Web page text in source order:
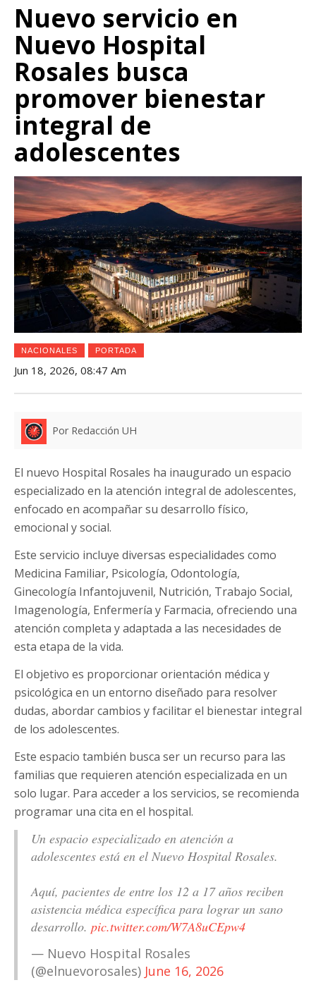
Nuevo servicio en
Nuevo Hospital
Rosales busca
promover bienestar
integral de
adolescentes
NACIONALES PORTADA
Jun 18, 2026, 08:47 Am
Por Redacción UH
El nuevo Hospital Rosales ha inaugurado un espacio
especializado en la atención integral de adolescentes,
enfocado en acompañar su desarrollo físico,
emocional y social.
Este servicio incluye diversas especialidades como
Medicina Familiar, Psicología, Odontología,
Ginecología Infantojuvenil, Nutrición, Trabajo Social,
Imagenología, Enfermería y Farmacia, ofreciendo una
atención completa y adaptada a las necesidades de
esta etapa de la vida.
El objetivo es proporcionar orientación médica y
psicológica en un entorno diseñado para resolver
dudas, abordar cambios y facilitar el bienestar integral
de los adolescentes.
Este espacio también busca ser un recurso para las
familias que requieren atención especializada en un
solo lugar. Para acceder a los servicios, se recomienda
programar una cita en el hospital.
Un espacio especializado en atención a
adolescentes está en el Nuevo Hospital Rosales.
Aquí, pacientes de entre los 12 a 17 años reciben
asistencia médica específica para lograr un sano
desarrollo. pic.twitter.com/W7A8uCEpw4
— Nuevo Hospital Rosales
(@elnuevorosales) June 16, 2026